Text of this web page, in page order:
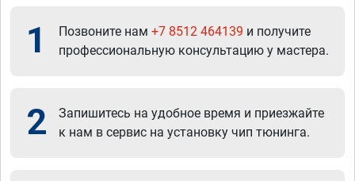
1 Позвоните нам +7 8512 464139 и получите
профессиональную консультацию у мастера.
2
Запишитесь на удобное время и приезжайте
к нам в сервис на установку чип тюнинга.